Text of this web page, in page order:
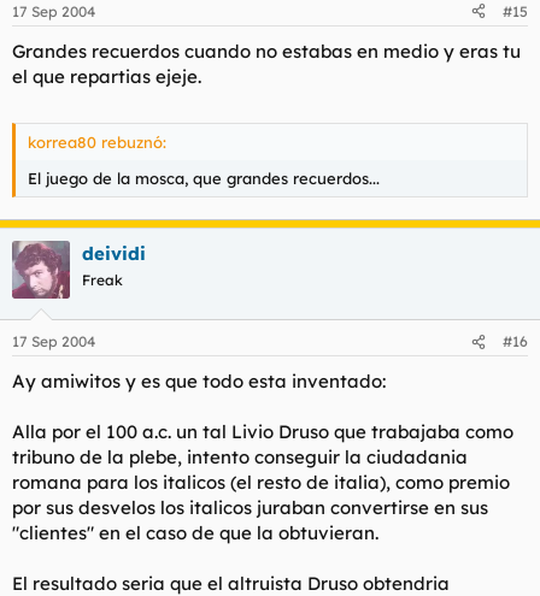
17 Sep 2004 #15
Grandes recuerdos cuando no estabas en medio y eras tu
el que repartias ejeje.
korrea80 rebuznó:
El juego de la mosca, que grandes recuerdos...
deividi
Freak
17 Sep 2004 #16
Ay amiwitos y es que todo esta inventado:
Alla por el 100 a.c. un tal Livio Druso que trabajaba como
tribuno de la plebe, intento conseguir la ciudadania
romana para los italicos (el resto de italia), como premio
por sus desvelos los italicos juraban convertirse en sus
"clientes" en el caso de que la obtuvieran.
El resultado seria que el altruista Druso obtendria